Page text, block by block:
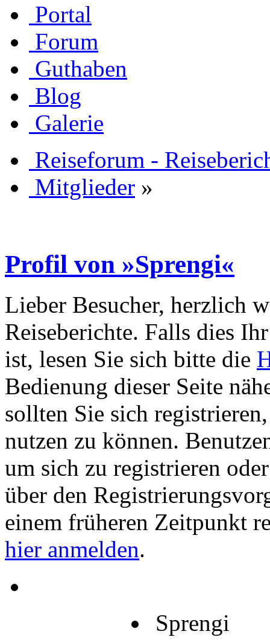
Portal
Forum
Guthaben
Blog
Galerie
Reiseforum -
Mitglieder »
Profil von »Sprengi«
Lieber Besucher, herzlich
Reiseberichte. Falls dies
ist, lesen Sie sich bitte die
Bedienung dieser Seite
sollten Sie sich
nutzen zu können.
um sich zu registrieren
über den
einem früheren Zeitpunkt
hier anmelden.
Sprengi